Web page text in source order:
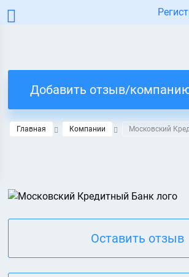
Добавить отзыв/
Главная Компании Московский
Оставить отзыв